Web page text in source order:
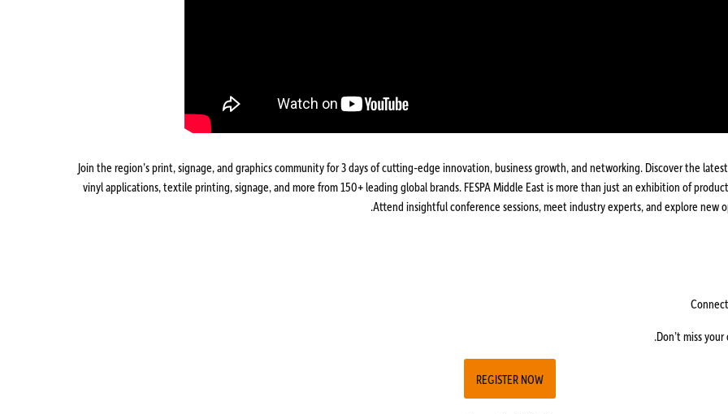
Join the region’s print, signage, and graphics community for 3 days of cutting-edge innovation, business growth, and networking. Discover the
vinyl applications, textile printing, signage, and more from 150+ leading global brands. FESPA Middle East is more than just an exhibition of
Attend insightful conference sessions, meet industry experts, and explore
Don’t miss
REGISTER NOW